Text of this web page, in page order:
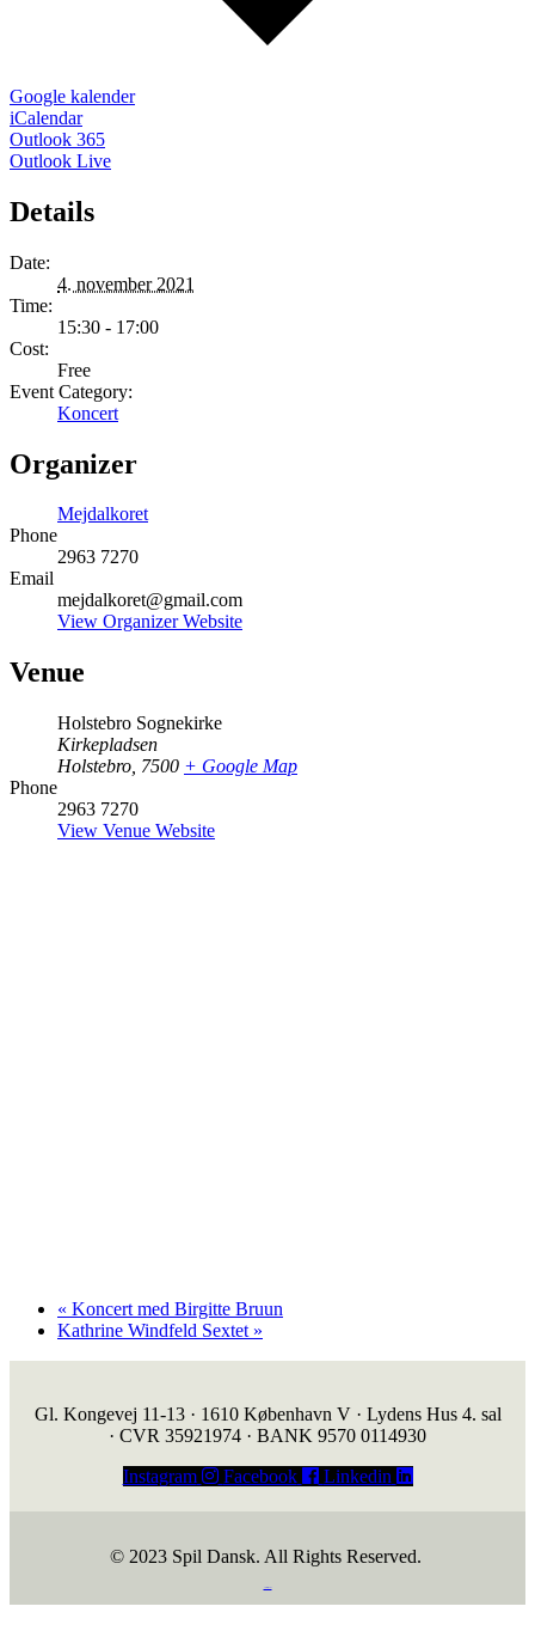
Google kalender
iCalendar
Outlook 365
Outlook Live
Details
Date:
4. november 2021
Time:
15:30 - 17:00
Cost:
Free
Event Category:
Koncert
Organizer
Mejdalkoret
Phone
2963 7270
Email
mejdalkoret@gmail.com
View Organizer Website
Venue
Holstebro Sognekirke
Kirkepladsen
Holstebro 7500 + Google Map
Phone
2963 7270
View Venue Website
« Koncert med Birgitte Bruun
Kathrine Windfeld Sextet »
Gl. Kongevej 11-13 · 1610 København V · Lydens Hus 4. sal
· CVR 35921974 · BANK 9570 0114930
Instagram
Facebook Linkedin
© 2023 Spil Dansk. All Rights Reserved.